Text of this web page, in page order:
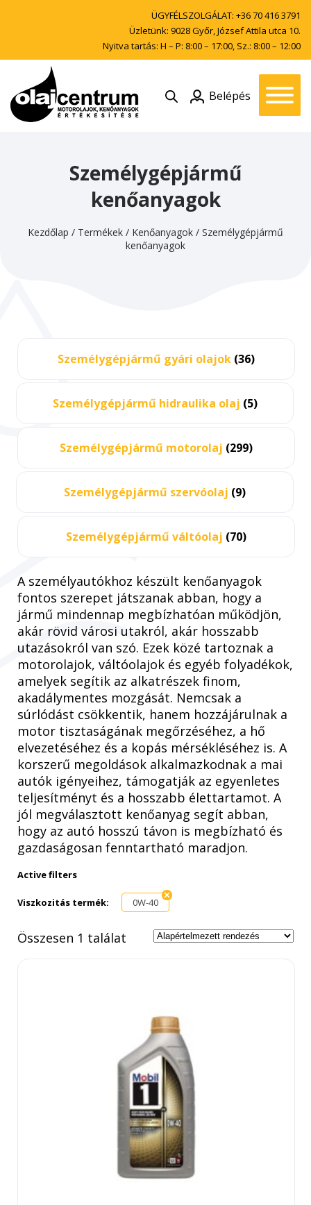
ÜGYFÉLSZOLGÁLAT: +36 70 416 3791
Üzletünk: 9028 Győr, József Attila utca 10.
Nyitva tartás: H – P: 8:00 – 17:00, Sz.: 8:00 – 12:00
Belépés
Személygépjármű
kenőanyagok
Kezdőlap / Termékek / Kenőanyagok / Személygépjármű
kenőanyagok
Személygépjármű gyári olajok (36)
Személygépjármű hidraulika olaj (5)
Személygépjármű motorolaj (299)
Személygépjármű szervóolaj (9)
Személygépjármű váltóolaj (70)
A személyautókhoz készült kenőanyagok
fontos szerepet játszanak abban, hogy a
jármű mindennap megbízhatóan működjön,
akár rövid városi utakról, akár hosszabb
utazásokról van szó. Ezek közé tartoznak a
motorolajok, váltóolajok és egyéb folyadékok,
amelyek segítik az alkatrészek finom,
akadálymentes mozgását. Nemcsak a
súrlódást csökkentik, hanem hozzájárulnak a
motor tisztaságának megőrzéséhez, a hő
elvezetéséhez és a kopás mérsékléséhez is. A
korszerű megoldások alkalmazkodnak a mai
autók igényeihez, támogatják az egyenletes
teljesítményt és a hosszabb élettartamot. A
jól megválasztott kenőanyag segít abban,
hogy az autó hosszú távon is megbízható és
gazdaságosan fenntartható maradjon.
Active filters
Viszkozitás termék: 0W-40
Összesen 1 találat